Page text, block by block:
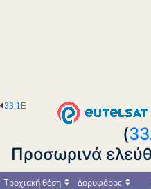
33.1E
(
Προσωρινά
Τροχιακή θέση Δορυφόρος